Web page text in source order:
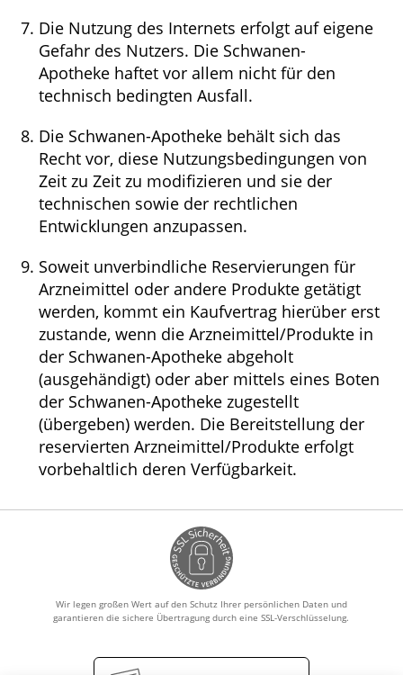
Die Nutzung des Internets erfolgt auf eigene
Gefahr des Nutzers. Die Schwanen-
Apotheke haftet vor allem nicht für den
technisch bedingten Ausfall.
Die Schwanen-Apotheke behält sich das
Recht vor, diese Nutzungsbedingungen von
Zeit zu Zeit zu modifizieren und sie der
technischen sowie der rechtlichen
Entwicklungen anzupassen.
Soweit unverbindliche Reservierungen für
Arzneimittel oder andere Produkte getätigt
werden, kommt ein Kaufvertrag hierüber erst
zustande, wenn die Arzneimittel/Produkte in
der Schwanen-Apotheke abgeholt
(ausgehändigt) oder aber mittels eines Boten
der Schwanen-Apotheke zugestellt
(übergeben) werden. Die Bereitstellung der
reservierten Arzneimittel/Produkte erfolgt
vorbehaltlich deren Verfügbarkeit.
Wir legen großen Wert auf den Schutz Ihrer persönlichen Daten und
garantieren die sichere Übertragung durch eine SSL-Verschlüsselung.